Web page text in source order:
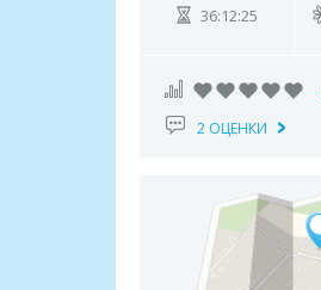
36:12:24
2 ОЦЕНКИ